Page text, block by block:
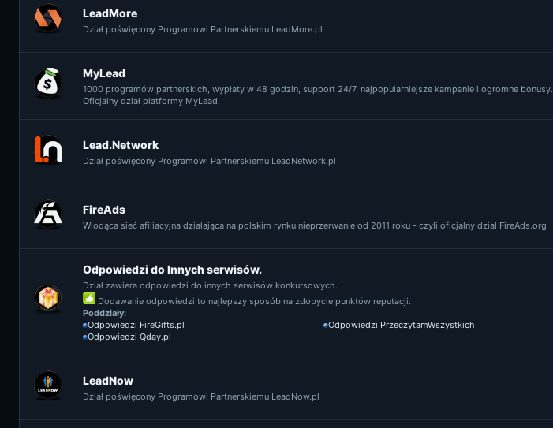
LeadMore
Dział poświęcony Programowi Partnerskiemu LeadMore.pl
MyLead
1000 programów partnerskich, wypłaty w 48 godzin, support 24/7, najpopularniejsze kampanie i ogromne bonusy.
Oficjalny dział platformy MyLead.
Lead.Network
Dział poświęcony Programowi Partnerskiemu LeadNetwork.pl
FireAds
Wiodąca sieć afiliacyjna działająca na polskim rynku nieprzerwanie od 2011 roku - czyli oficjalny dział FireAds.org
Odpowiedzi do Innych serwisów.
Dział zawiera odpowiedzi do innych serwisów konkursowych.
Dodawanie odpowiedzi to najlepszy sposób na zdobycie punktów reputacji.
Poddziały:
Odpowiedzi FireGifts.pl
Odpowiedzi PrzeczytamWszystkich
Odpowiedzi Qday.pl
LeadNow
Dział poświęcony Programowi Partnerskiemu LeadNow.pl